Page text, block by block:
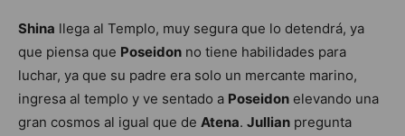
Shina llega al Templo, muy segura que lo detendrá, ya
que piensa que Poseidon no tiene habilidades para
luchar, ya que su padre era solo un mercante marino,
ingresa al templo y ve sentado a Poseidon elevando una
gran cosmos al igual que de Atena. Jullian pregunta